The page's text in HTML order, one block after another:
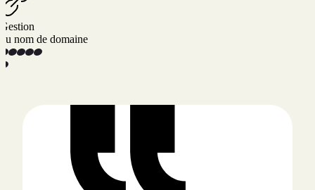
Gestion
du nom de domaine